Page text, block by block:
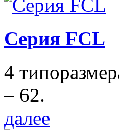
Серия FCL
4
– 62.
далее